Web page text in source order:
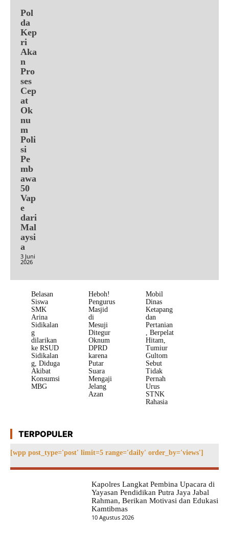
Pol
da
Kep
ri
Aka
n
Pro
ses
Cep
at
Ok
nu
m
Poli
si
Pe
mb
awa
50
Vap
e
dari
Mal
aysi
a
3 Juni
2026
Belasan
Siswa
SMK
Arina
Sidikalan
g
dilarikan
ke RSUD
Sidikalan
g, Diduga
Akibat
Konsumsi
MBG
Heboh!
Pengurus
Masjid
di
Mesuji
Ditegur
Oknum
DPRD
karena
Putar
Suara
Mengaji
Jelang
Azan
Mobil
Dinas
Ketapang
dan
Pertanian
, Berpelat
Hitam,
Tumiur
Gultom
Sebut
Tidak
Pernah
Urus
STNK
Rahasia
TERPOPULER
[wpp post_type='post' limit=5 range='daily' order_by='views']
Kapolres Langkat Pembina Upacara di
Yayasan Pendidikan Putra Jaya Jabal
Rahman, Berikan Motivasi dan Edukasi
Kamtibmas
10 Agustus 2026